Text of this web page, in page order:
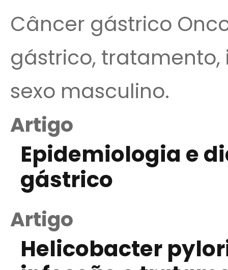
Câncer gástrico
gástrico,
sexo masculino.
Artigo
Epidemiologia e
gástrico
Artigo
Helicobacter